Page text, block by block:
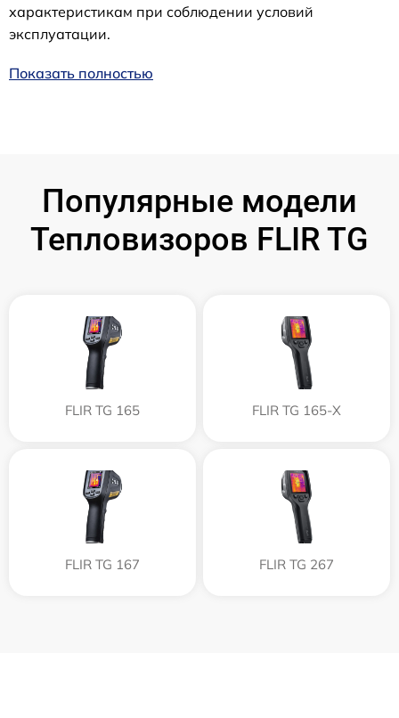
характеристикам при соблюдении условий
эксплуатации.
Показать полностью
Популярные модели
Тепловизоров FLIR TG
FLIR TG 165 FLIR TG 165-X
FLIR TG 167 FLIR TG 267